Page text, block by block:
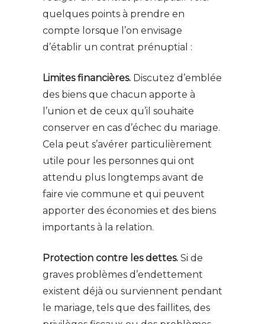
quelques points à prendre en
compte lorsque l’on envisage
d’établir un contrat prénuptial :
Limites financières. Discutez d’emblée
des biens que chacun apporte à
l’union et de ceux qu’il souhaite
conserver en cas d’échec du mariage.
Cela peut s’avérer particulièrement
utile pour les personnes qui ont
attendu plus longtemps avant de
faire vie commune et qui peuvent
apporter des économies et des biens
importants à la relation.
Protection contre les dettes. Si de
graves problèmes d’endettement
existent déjà ou surviennent pendant
le mariage, tels que des faillites, des